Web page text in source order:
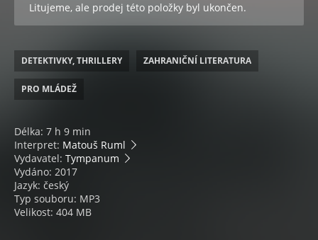
Litujeme, ale prodej této položky byl ukončen.
DETEKTIVKY, THRILLERY ZAHRANIČNÍ LITERATURA
PRO MLÁDEŽ
Délka: 7 h 9 min
Interpret: Matouš Ruml
Vydavatel: Tympanum
Vydáno: 2017
Jazyk: český
Typ souboru: MP3
Velikost: 404 MB